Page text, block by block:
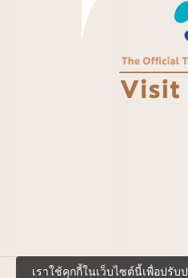
เราใช้คุกกี้ในเว็บไซต์นี้เพื่อปรั